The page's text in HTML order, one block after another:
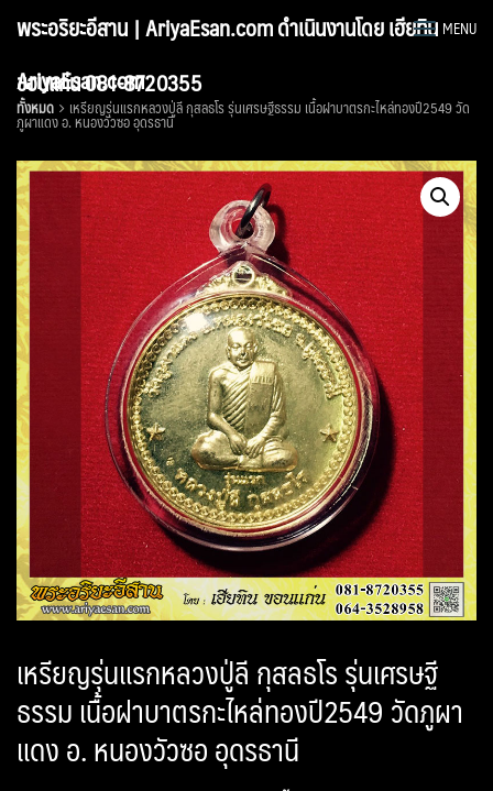
พระอริยะอีสาน | AriyaEsan.com ดำเนินงานโดย เฮียทิน
ขอนแก่น 081-8720355
MENU
AriyaEsan.com
ทั้งหมด เหรียญรุ่นแรกหลวงปู่ลี กุสลธโร รุ่นเศรษฐีธรรม เนื้อฝาบาตรกะไหล่ทองปี2549 วัด
ภูผาแดง อ. หนองวัวซอ อุดรธานี
เหรียญรุ่นแรกหลวงปู่ลี กุสลธโร รุ่นเศรษฐี
ธรรม เนื้อฝาบาตรกะไหล่ทองปี2549 วัดภูผา
แดง อ. หนองวัวซอ อุดรธานี